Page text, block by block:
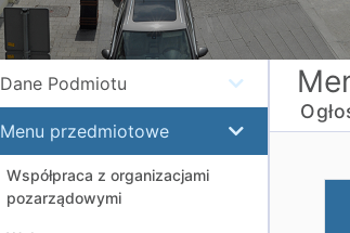
Dane Podmiotu
Menu przedmiotowe
Współpraca z organizacjami
pozarządowymi